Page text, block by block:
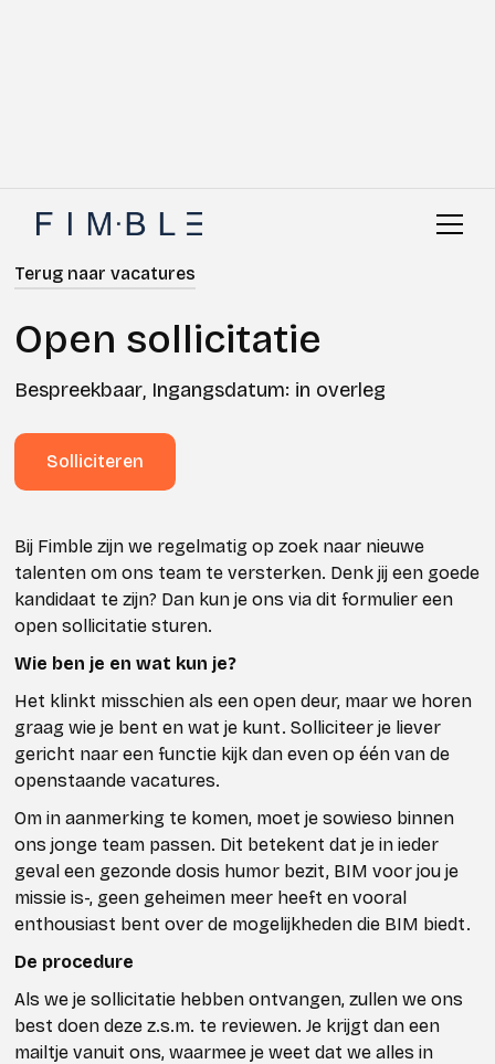
Terug naar vacatures
Open sollicitatie
Bespreekbaar, Ingangsdatum: in overleg
Solliciteren
Bij Fimble zijn we regelmatig op zoek naar nieuwe
talenten om ons team te versterken. Denk jij een goede
kandidaat te zijn? Dan kun je ons via dit formulier een
open sollicitatie sturen.
Wie ben je en wat kun je?
Het klinkt misschien als een open deur, maar we horen
graag wie je bent en wat je kunt. Solliciteer je liever
gericht naar een functie kijk dan even op één van de
openstaande vacatures.
Om in aanmerking te komen, moet je sowieso binnen
ons jonge team passen. Dit betekent dat je in ieder
geval een gezonde dosis humor bezit, BIM voor jou je
missie is-, geen geheimen meer heeft en vooral
enthousiast bent over de mogelijkheden die BIM biedt.
De procedure
Als we je sollicitatie hebben ontvangen, zullen we ons
best doen deze z.s.m. te reviewen. Je krijgt dan een
mailtje vanuit ons, waarmee je weet dat we alles in